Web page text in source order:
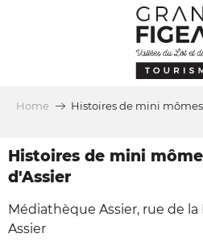
Home Histoires de mini
Histoires de mini
d'Assier
Médiathèque Assier, rue de la
Assier